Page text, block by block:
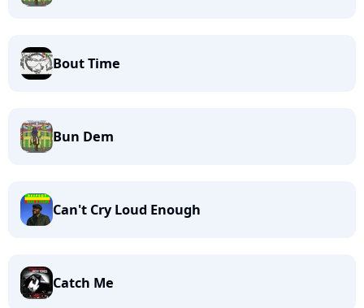
Bout Time
Bun Dem
Can't Cry Loud Enough
Catch Me